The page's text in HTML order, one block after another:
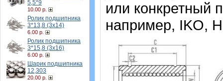
5,5*9
10.00 р.
Ролик подшипника
3*13,8 (3х14)
6.00 р.
Ролик подшипника
3*15,8 (3х16)
6.00 р.
Шарик подшипника
12,303
20.00 р.
или конкретный
например, IKO,